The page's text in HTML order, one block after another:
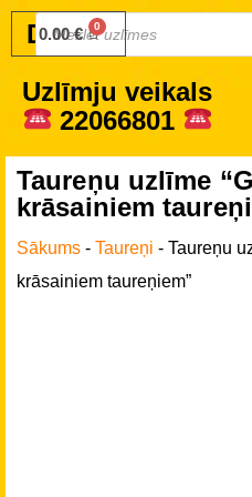
Druku.lv
0.00€
Uzlīmju veikals
22066801
Taureņu uzlīme
krāsainiem
Sākums - Taureņi - Taureņu
krāsainiem taureņiem”